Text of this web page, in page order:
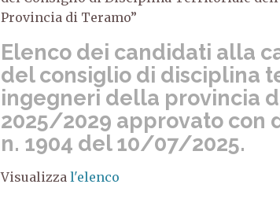
Provincia di Teramo”
Elenco dei candidati alla
del consiglio di disciplina
ingegneri della provincia
2025/2029 approvato con
n. 1904 del 10/07/2025.
Visualizza l'elenco